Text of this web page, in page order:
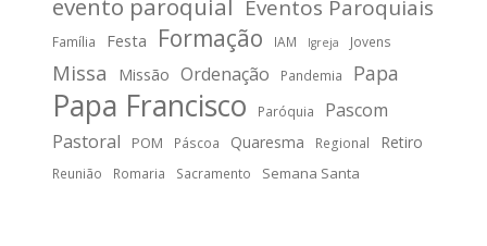
evento paroquial Eventos Paroquiais
Família Festa Formação IAM Igreja Jovens
Missa Missão Ordenação Pandemia Papa
Papa Francisco Paróquia
Pascom
Pastoral
POM Páscoa Quaresma Regional Retiro
Reunião Romaria Sacramento Semana Santa